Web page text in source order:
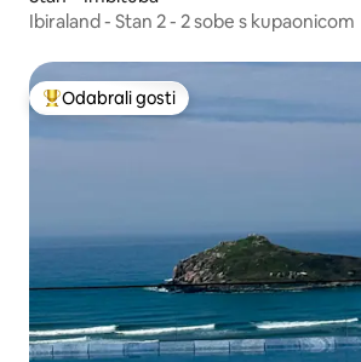
Ibiraland - Stan 2 - 2 sobe s kupaonicom
Među najviše rangiranima s oznakom
Odabrali gosti